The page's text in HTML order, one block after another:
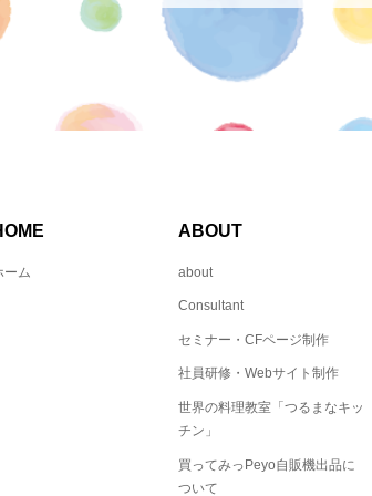
ーム
ABOUT
about
Consultant
セミナー・CFページ制作
社員研修・Webサイト制作
世界の料理教室「つるまなキッ
チン」
買ってみっPeyo自販機出品に
ついて